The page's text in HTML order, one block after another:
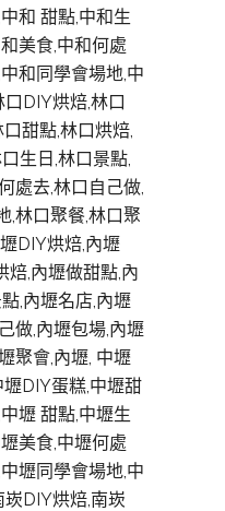
和 甜點,中和生
美食,中和何處
和同學會場地,中
DIY烘焙,林口
甜點,林口烘焙,
生日,林口景點,
處去,林口自己做,
,林口聚餐,林口聚
DIY烘焙,內壢
焙,內壢做甜點,內
,內壢名店,內壢
做,內壢包場,內壢
聚會,內壢, 中壢
DIY蛋糕,中壢甜
壢 甜點,中壢生
美食,中壢何處
壢同學會場地,中
崁DIY烘焙,南崁